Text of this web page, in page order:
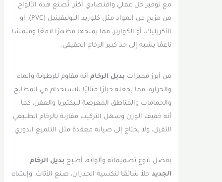
مع توفير حل عملي واقتصادي أكثر، تُصنع هذه الألواح
من مزيج من المواد مثل كلوريد البوليفينيل (PVC)، أو
الأكريليك، أو الكوارتز، مما يمنحها مظهرًا لامعًا وملمسًا
ناعمًا يشبه إلى حد كبير الرخام الحقيقي.
من أبرز مميزاتبديل الرخامأنه مقاوم للرطوبة والماء
والحرارة، مما يجعله خيارًا مثاليًا للاستخدام في المطابخ
والحمامات والمناطق المعرضة للبكتيريا والعفن، كما
أنه خفيف الوزن وسهل التركيب مقارنة بالرخام الطبيعي
الثقيل، ولا يحتاج إلى صيانة معقدة مثل التلميع الدوري.
بفضل تنوع تصميماته وألوانه، أصبحبديل الرخام
الجديدحلاً شائعًا لتكسية الجدران، صنع الأثاث، وإنشاء